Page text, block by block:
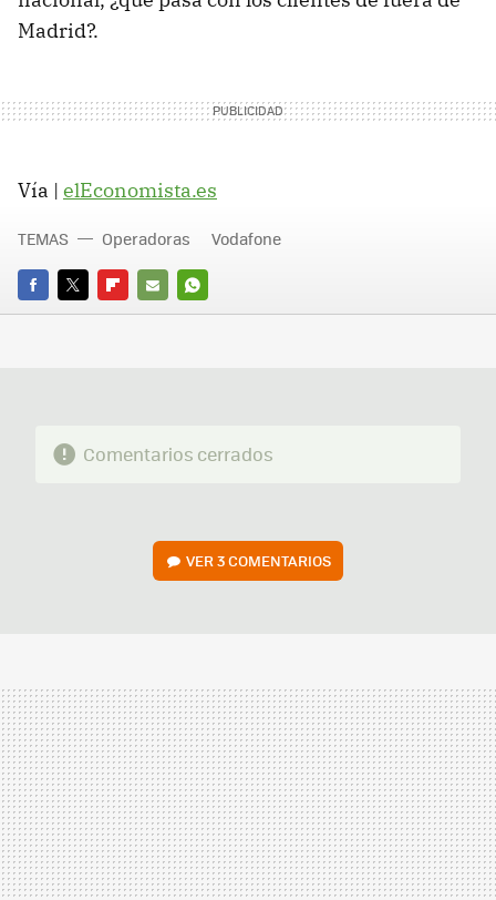
Madrid?.
Vía | elEconomista.es
FACEBOOK
TWITTERFLIPBOARD
E-
WHATSAPP
TEMAS Operadoras Vodafone
Comentarios cerrados
VER3 COMENTARIOS